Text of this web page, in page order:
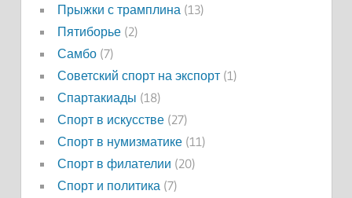
Прыжки с трамплина (13)
Пятиборье(2)
Самбо(7)
Советский спорт на экспорт(1)
Спартакиады (18)
Спорт в искусстве(27)
Спорт в нумизматике(11)
Спорт в филателии (20)
Спорт и политика (7)